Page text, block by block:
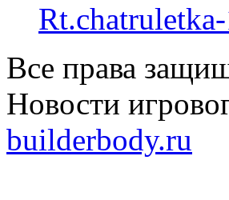
Все права
Новости
builderbody.ru